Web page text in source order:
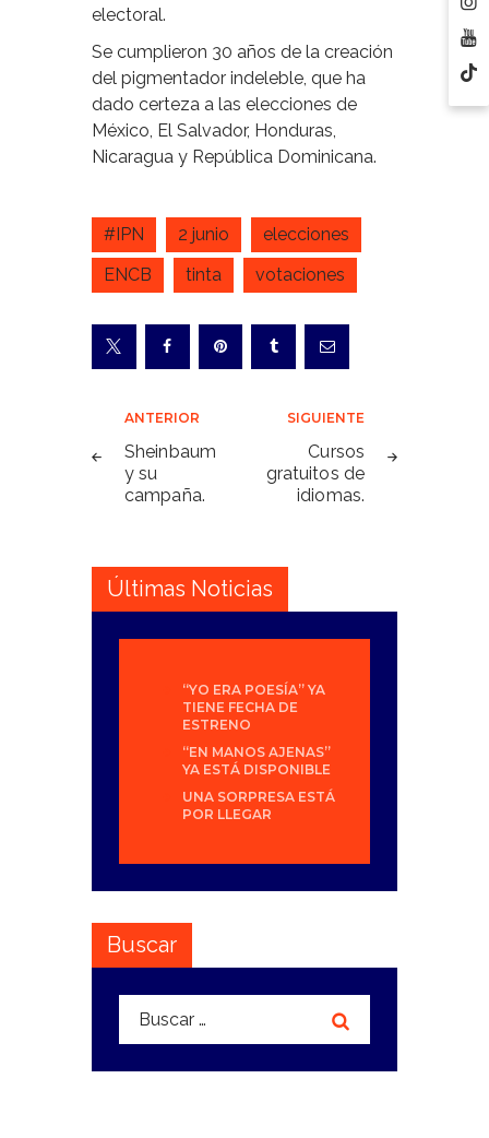
electoral.
Se cumplieron 30 años de la creación
del pigmentador indeleble, que ha
dado certeza a las elecciones de
México, El Salvador, Honduras,
Nicaragua y República Dominicana.
#IPN 2 junio
elecciones
ENCB
tinta votaciones
Navegación
de
entradas
ANTERIOR
Sheinbaum
y su
campaña.
SIGUIENTE
Cursos
gratuitos de
idiomas.
Últimas Noticias
“YO ERA POESÍA” YA
TIENE FECHA DE
ESTRENO
“EN MANOS AJENAS”
YA ESTÁ DISPONIBLE
UNA SORPRESA ESTÁ
POR LLEGAR
Buscar
Buscar: